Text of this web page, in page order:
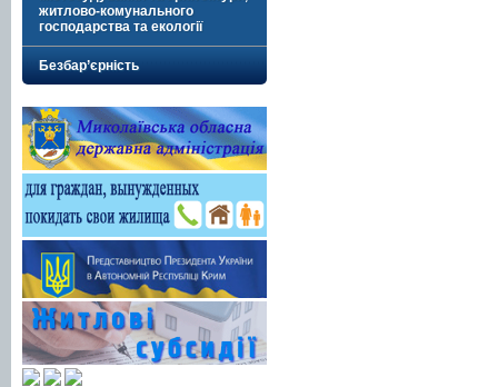
житлово-комунального
господарства та екології
Безбар’єрність